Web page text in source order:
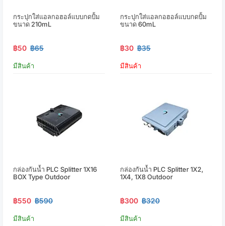
กระปุกใส่แอลกอฮอล์แบบกดปั้ม
ขนาด 210mL
฿50 ฿65
มีสินค้า
กระปุกใส่แอลกอฮอล์แบบกดปั้ม
ขนาด 60mL
฿30 ฿35
มีสินค้า
กล่องกันน้ำ PLC Splitter 1X16
BOX Type Outdoor
฿550 ฿590
มีสินค้า
กล่องกันน้ำ PLC Splitter 1X2,
1X4, 1X8 Outdoor
฿300 ฿320
มีสินค้า